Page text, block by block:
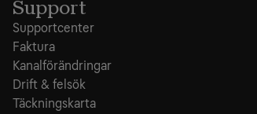
Support
Supportcenter
Faktura
Kanalförändringar
Drift & felsök
Täckningskarta